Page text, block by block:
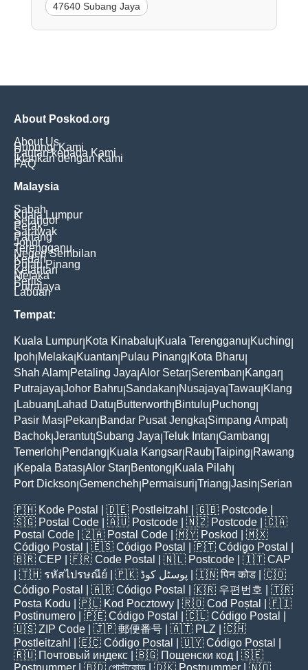
47640 Subang Jaya
About Poskod.org
About Us
Hubungi Kami
Pautan kepada Kami
Iklankan dengan Kami
FAQ
Malaysia
Sabah
Kuala Lumpur
Selangor
Perak
Sarawak
Pahang
Johor
Terengganu
Negeri Sembilan
Kedah
Pulau Pinang
Kelantan
Melaka
Perlis
Putrajaya
Labuan
Tempat:
Kuala Lumpur Kota Kinabalu Kuala Terengganu Kuching
Ipoh Melaka Kuantan Pulau Pinang Kota Bharu
Shah Alam Petaling Jaya Alor Setar Seremban Kangar
Putrajaya Johor Bahru Sandakan Nusajaya Tawau Klang
Labuan Lahad Datu Butterworth Bintulu Puchong
Pasir Mas Pekan Bandar Pusat Jengka Simpang Ampat|
Bachok Jerantut| Subang Jaya Teluk Intan Gambang
Temerloh Pendang Kuala Kangsar Raub Taiping Rawang
Kepala Batas Alor Star Bentong Kuala Pilah
Port Dickson Gemencheh Permaisuri Triang Jasin Serian
🇵🇭 Kode Postal | 🇩🇪 Postleitzahl | 🇬🇧 Postcode
🇸🇬 Postal Code | 🇦🇺 Postcode | 🇳🇿 Postcode | 🇨🇦
Postal Code | 🇿🇦 Postal Code | 🇲🇾 Poskod
| 🇲🇽
Código Postal
| 🇪🇸 Código Postal | 🇵🇹 Código Postal
🇧🇷 CEP | 🇫🇷 Code Postal | 🇳🇱 Postcode | 🇮🇹 CAP
| 🇹🇭 รหัสไปรษณีย์ | 🇵🇰 پوسٹل کوڈ | 🇮🇳पिन कोड | 🇨🇴
Código Postal
| 🇦🇷 Código Postal | 🇰🇷 우편번호
| 🇹🇷
Posta Kodu | 🇵🇱 Kod Pocztowy | 🇷🇴 Cod Poștal
| 🇫🇮
Postinumero | 🇵🇪 Código Postal | 🇨🇱 Código Postal
🇺🇸 ZIP Code | 🇯🇵 郵便番号 | 🇦🇹 PLZ | 🇨🇭
Postleitzahl
| 🇪🇨 Código Postal | 🇺🇾 Código Postal
🇷🇺 Почтовый индекс | 🇧🇬 Пощенски код | 🇸🇪